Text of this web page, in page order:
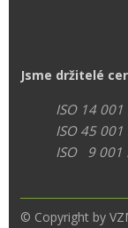
Jsme držitelé
ISO 14
ISO 45
ISO 9 001
© Copyright by